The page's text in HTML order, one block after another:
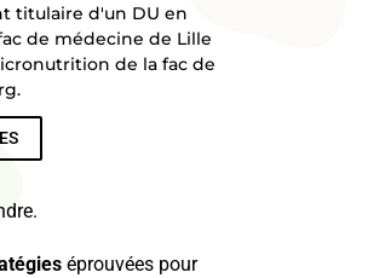
éprouvées pour
titulaire d'un DU en
de médecine de Lille
de la fac de